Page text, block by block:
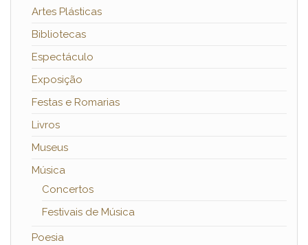
Artes Plásticas
Bibliotecas
Espectáculo
Exposição
Festas e Romarias
Livros
Museus
Música
Concertos
Festivais de Música
Poesia